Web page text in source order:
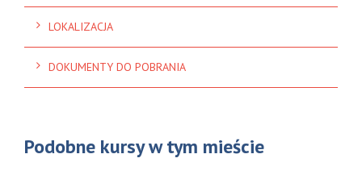
LOKALIZACJA
DOKUMENTY DO POBRANIA
Podobne kursy w tym mieście